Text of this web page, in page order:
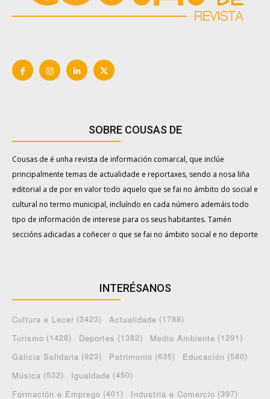
SOBRE COUSAS DE
Cousas de é unha revista de información comarcal, que inclúe
principalmente temas de actualidade e reportaxes, sendo a nosa liña
editorial a de por en valor todo aquelo que se fai no ámbito do social e
cultural no termo municipal, incluíndo en cada número ademáis todo
tipo de información de interese para os seus habitantes. Tamén
seccións adicadas a coñecer o que se fai no ámbito social e no deporte
INTERÉSANOS
Cultura e Lecer (3423) Actualidade (1788)
Turismo (1428) Deportes (1382) Medio Ambiente (1291)
Galicia Solidaria (923) Patrimonio (635) Educación (580)
Música (532) Igualdade (450)
Formación e Emprego (401) Industria e Comercio (397)